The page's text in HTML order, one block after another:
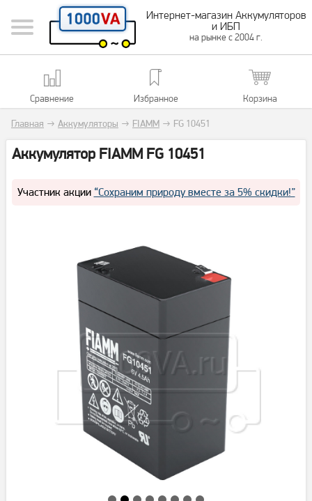
Интернет-магазин Аккумуляторов
и ИБП
на рынке с 2004 г.
Сравнение Избранное Корзина
Главная → Аккумуляторы → FIAMM → FG 10451
Аккумулятор FIAMM FG 10451
Участник акции “Сохраним природу вместе за 5% скидки!”